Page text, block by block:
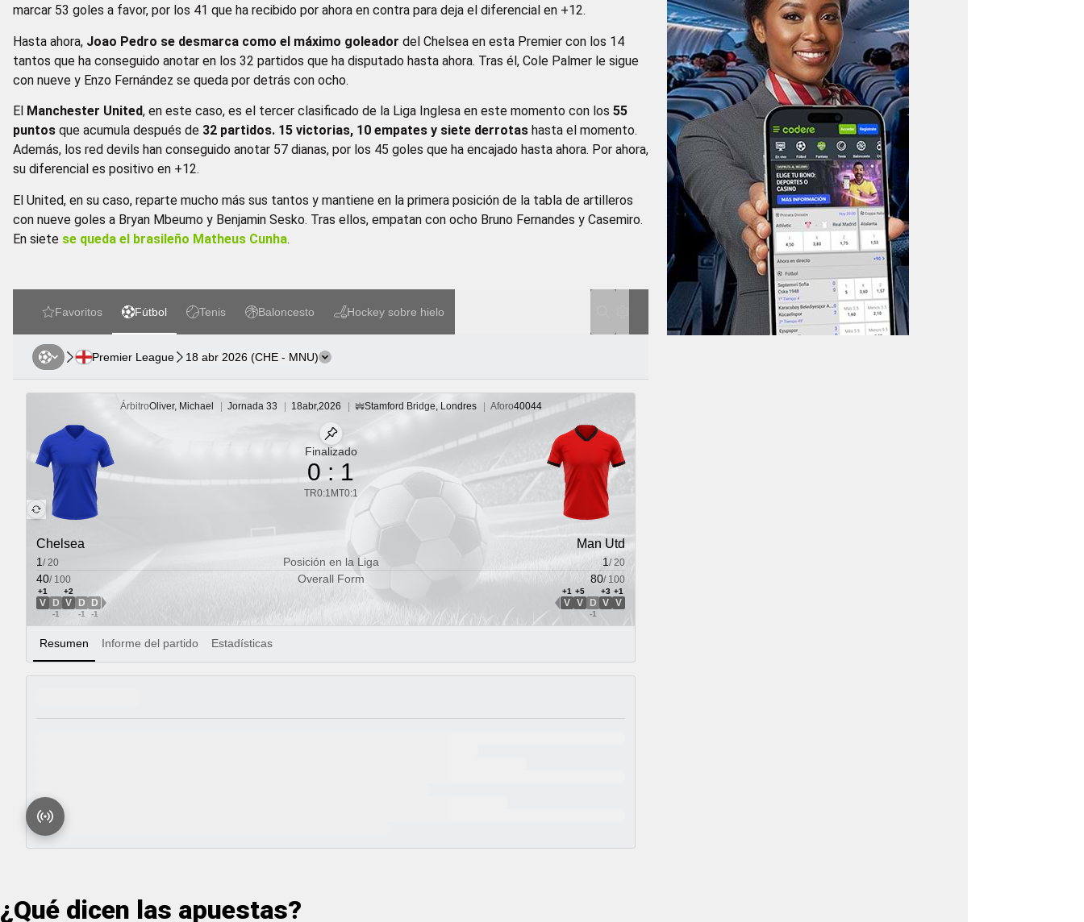
marcar 53 goles a favor, por los 41 que ha recibido por ahora en contra para deja el diferencial en +12.
Hasta ahora, Joao Pedro se desmarca como el máximo goleador del Chelsea en esta Premier con los 14
tantos que ha conseguido anotar en los 32 partidos que ha disputado hasta ahora. Tras él, Cole Palmer le sigue
con nueve y Enzo Fernández se queda por detrás con ocho.
El Manchester United, en este caso, es el tercer clasificado de la Liga Inglesa en este momento con los55
puntosque acumula después de 32 partidos. 15 victorias, 10 empates y siete derrotas hasta el momento.
Además, los red devils han conseguido anotar 57 dianas, por los 45 goles que ha encajado hasta ahora. Por ahora,
su diferencial es positivo en +12.
El United, en su caso, reparte mucho más sus tantos y mantiene en la primera posición de la tabla de artilleros
con nueve goles a Bryan Mbeumo y Benjamin Sesko. Tras ellos, empatan con ocho Bruno Fernandes y Casemiro.
En siete se queda el brasileño Matheus Cunha.
¿Qué dicen las apuestas?